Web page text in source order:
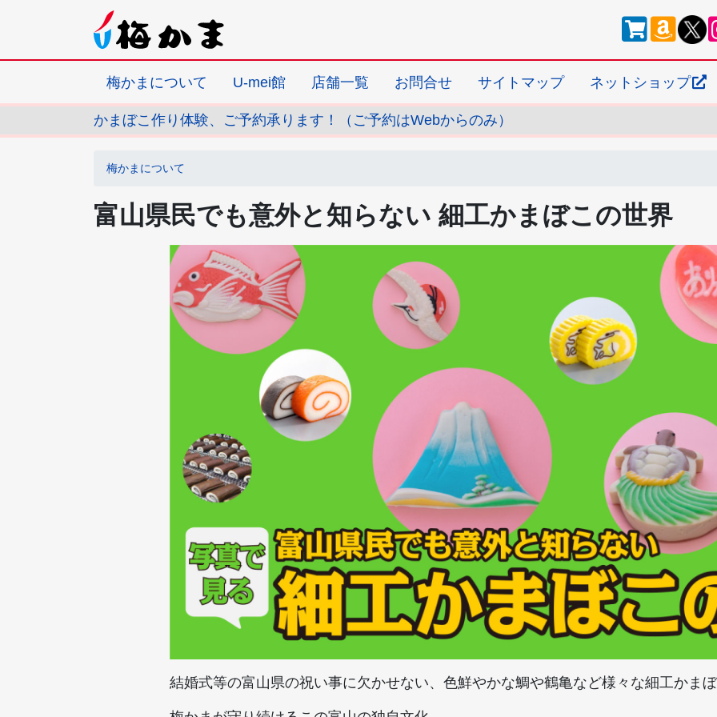
梅かまについて U-mei館 店舗一覧 お問合せ サイトマップ ネットショップ
かまぼこ作り体験、ご予約承ります！（ご予約はWebからのみ）
梅かまについて
富山県民でも意外と知らない 細工かまぼこの世界
結婚式等の富山県の祝い事に欠かせない、色鮮やかな鯛や鶴亀など様々な細工かま